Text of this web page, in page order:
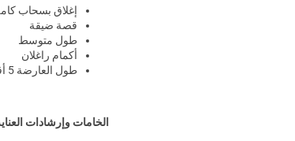
إغلاق بسحاب
قصة ضيقة
طول متوسط
أكمام راغلان
طول العارضة 5 أقدام و8 بوصة وترتدي مقاس S
الخامات وإرشادات